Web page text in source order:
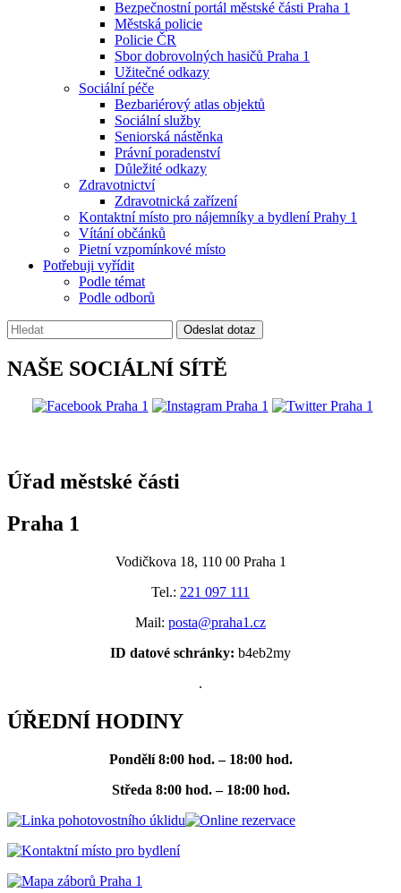
Bezpečnostní portál městské části Praha 1
Městská policie
Policie ČR
Sbor dobrovolných hasičů Praha 1
Užitečné odkazy
Sociální péče
Bezbariérový atlas objektů
Sociální služby
Seniorská nástěnka
Právní poradenství
Důležité odkazy
Zdravotnictví
Zdravotnická zařízení
Kontaktní místo pro nájemníky a bydlení Prahy 1
Vítání občánků
Pietní vzpomínkové místo
Potřebuji vyřídit
Podle témat
Podle odborů
Vyhledávání:
Odeslat dotaz
NAŠE SOCIÁLNÍ SÍTĚ
Úřad městské části
Praha 1
Vodičkova 18, 110 00 Praha 1
Tel.: 221 097 111
Mail: posta@praha1.cz
ID datové schránky: b4eb2my
.
ÚŘEDNÍ HODINY
Pondělí 8:00 hod. – 18:00 hod.
Středa 8:00 hod. – 18:00 hod.